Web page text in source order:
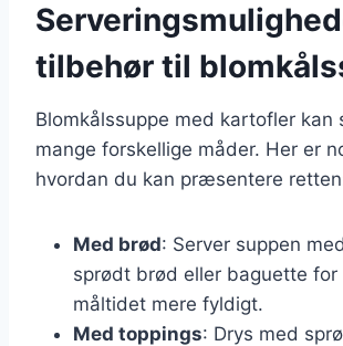
tilbehør til
Blomkålssuppe med kartofler kan
mange forskellige måder. Her er
hvordan du kan præsentere
Med brød: Server suppen
sprødt brød eller baguette for
måltidet mere fyldigt.
Med toppings: Drys med